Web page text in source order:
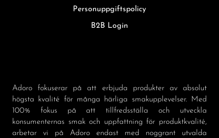
Personuppgiftspolicy
B2B Login
Adoro fokuserar på att erbjuda produkter av absolut
högsta kvalité för många härliga smakupplevelser. Med
100% fokus på att tillfredsställa och utveckla
konsumenternas smak och uppfattning för produktkvalité,
arbetar vi på Adoro endast med noggrant utvalda